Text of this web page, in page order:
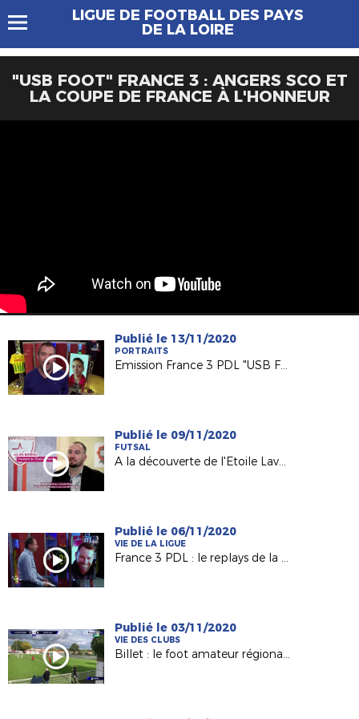
LIGUE DE FOOTBALL DES PAYS
DE LA LOIRE
"USB FOOT" FRANCE 3 : ANGERS SCO ET
LA COUPE DE FRANCE À L'HONNEUR
Publié le 13/11/2020
PORTRAITS
Emission France 3 PDL "USB Foot"
Publié le 09/11/2020
FUTSAL
A la découverte de l'Etoile Lavalloise Futsal (D2 FFF)
Publié le 06/11/2020
VIE DE LA LIGUE
France 3 PDL : le replays de la 60e émission avec Olivier Quint
Publié le 03/11/2020
VIE DES CLUBS
Billet : le foot amateur régional vu par France 3 PDL